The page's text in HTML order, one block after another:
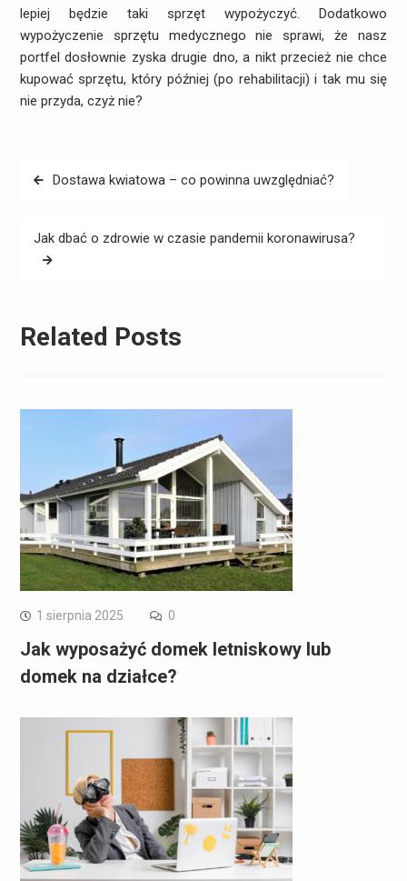
lepiej będzie taki sprzęt wypożyczyć. Dodatkowo
wypożyczenie sprzętu medycznego nie sprawi, że nasz
portfel dosłownie zyska drugie dno, a nikt przecież nie chce
kupować sprzętu, który później (po rehabilitacji) i tak mu się
nie przyda, czyż nie?
Nawigacja
Dostawa kwiatowa – co powinna uwzględniać?
Jak dbać o zdrowie w czasie pandemii koronawirusa?
Related Posts
1 sierpnia 2025 0
Jak wyposażyć domek letniskowy lub
domek na działce?